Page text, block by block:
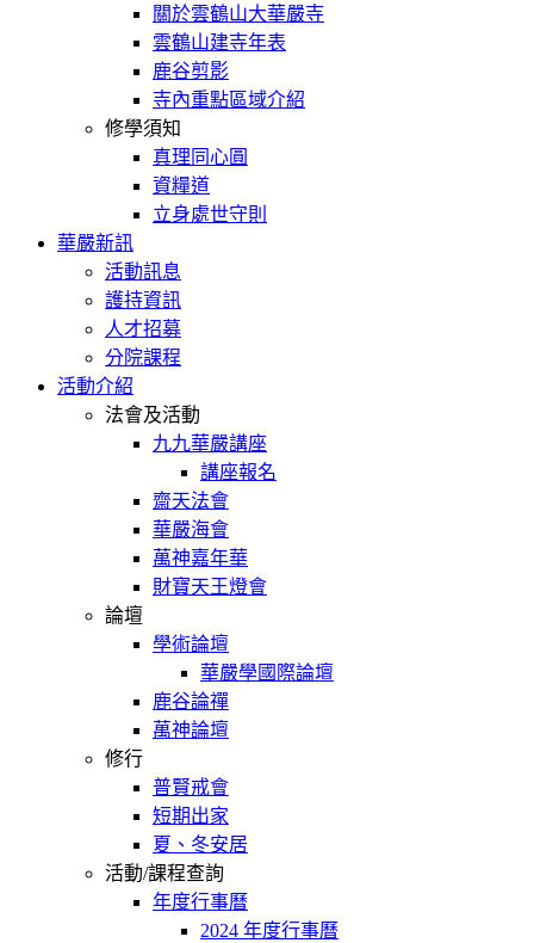
關於雲鶴山大華嚴寺
雲鶴山建寺年表
鹿谷剪影
寺內重點區域介紹
修學須知
真理同心圓
資糧道
立身處世守則
華嚴新訊
活動訊息
護持資訊
人才招募
分院課程
活動介紹
法會及活動
九九華嚴講座
講座報名
齋天法會
華嚴海會
萬神嘉年華
財寶天王燈會
論壇
學術論壇
華嚴學國際論壇
鹿谷論禪
萬神論壇
修行
普賢戒會
短期出家
夏、冬安居
活動/課程查詢
年度行事曆
2024 年度行事曆